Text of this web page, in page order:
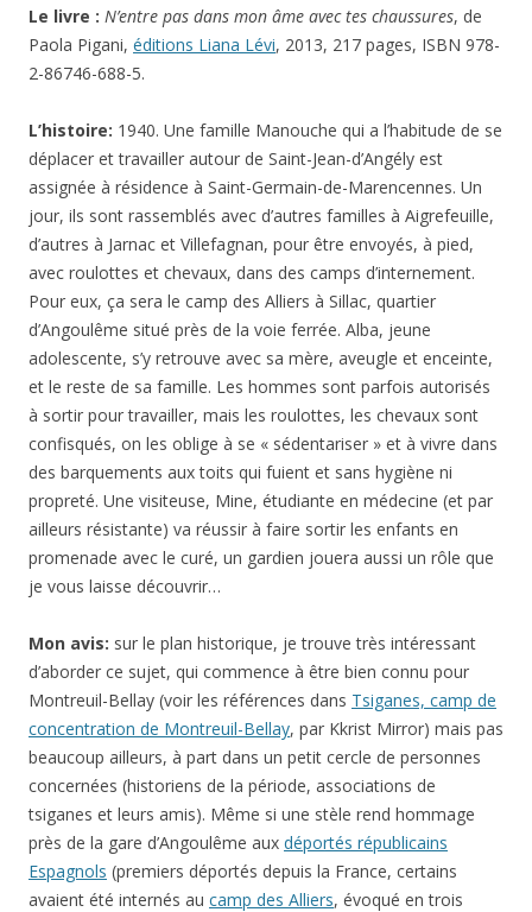
Le livre : N’entre pas dans mon âme avec tes chaussures, de
Paola Pigani, éditions Liana Lévi, 2013, 217 pages, ISBN 978-
2-86746-688-5.
L’histoire: 1940. Une famille Manouche qui a l’habitude de se
déplacer et travailler autour de Saint-Jean-d’Angély est
assignée à résidence à Saint-Germain-de-Marencennes. Un
jour, ils sont rassemblés avec d’autres familles à Aigrefeuille,
d’autres à Jarnac et Villefagnan, pour être envoyés, à pied,
avec roulottes et chevaux, dans des camps d’internement.
Pour eux, ça sera le camp des Alliers à Sillac, quartier
d’Angoulême situé près de la voie ferrée. Alba, jeune
adolescente, s’y retrouve avec sa mère, aveugle et enceinte,
et le reste de sa famille. Les hommes sont parfois autorisés
à sortir pour travailler, mais les roulottes, les chevaux sont
confisqués, on les oblige à se « sédentariser » et à vivre dans
des barquements aux toits qui fuient et sans hygiène ni
propreté. Une visiteuse, Mine, étudiante en médecine (et par
ailleurs résistante) va réussir à faire sortir les enfants en
promenade avec le curé, un gardien jouera aussi un rôle que
je vous laisse découvrir…
Mon avis: sur le plan historique, je trouve très intéressant
d’aborder ce sujet, qui commence à être bien connu pour
Montreuil-Bellay (voir les références dans Tsiganes, camp de
concentration de Montreuil-Bellay, par Kkrist Mirror) mais pas
beaucoup ailleurs, à part dans un petit cercle de personnes
concernées (historiens de la période, associations de
tsiganes et leurs amis). Même si une stèle rend hommage
près de la gare d’Angoulême aux déportés républicains
Espagnols (premiers déportés depuis la France, certains
avaient été internés au camp des Alliers, évoqué en trois